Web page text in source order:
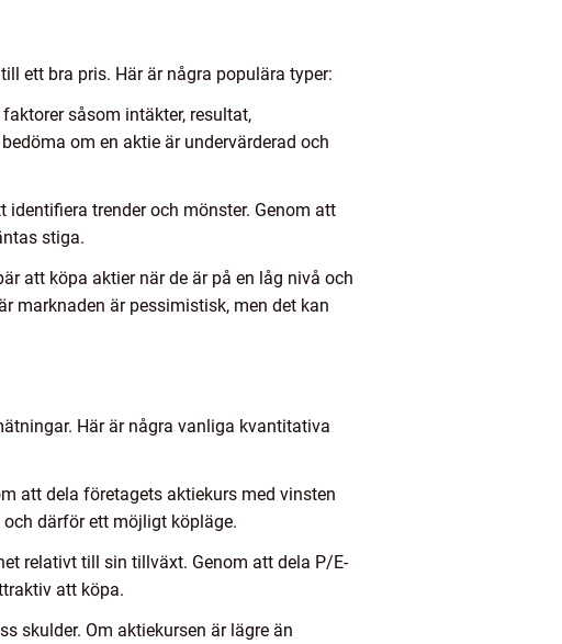
ett bra pris. Här är några populära typer:
såsom intäkter, resultat,
om en aktie är undervärderad och
trender och mönster. Genom att
stiga.
att köpa aktier när de är på en låg nivå och
marknaden är pessimistisk, men det kan
Här är några vanliga kvantitativa
att dela företagets aktiekurs med vinsten
därför ett möjligt köpläge.
relativt till sin tillväxt. Genom att dela P/E-
att köpa.
skulder. Om aktiekursen är lägre än